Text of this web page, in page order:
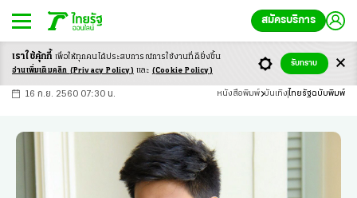
สมัครบริการ
-ก ก ก+
16 ก.ย. 2560 07:30 น. หนังสือพิมพ์ บันเทิง ไทยรัฐฉบับพิมพ์
เราใช้คุ้กกี้ เพื่อให้ทุกคนได้ประสบการณ์การใช้งานที่ดียิ่งขึ้น
อ่านเพิ่มเติมคลิก (Privacy Policy) และ (Cookie Policy)
รับทราบ